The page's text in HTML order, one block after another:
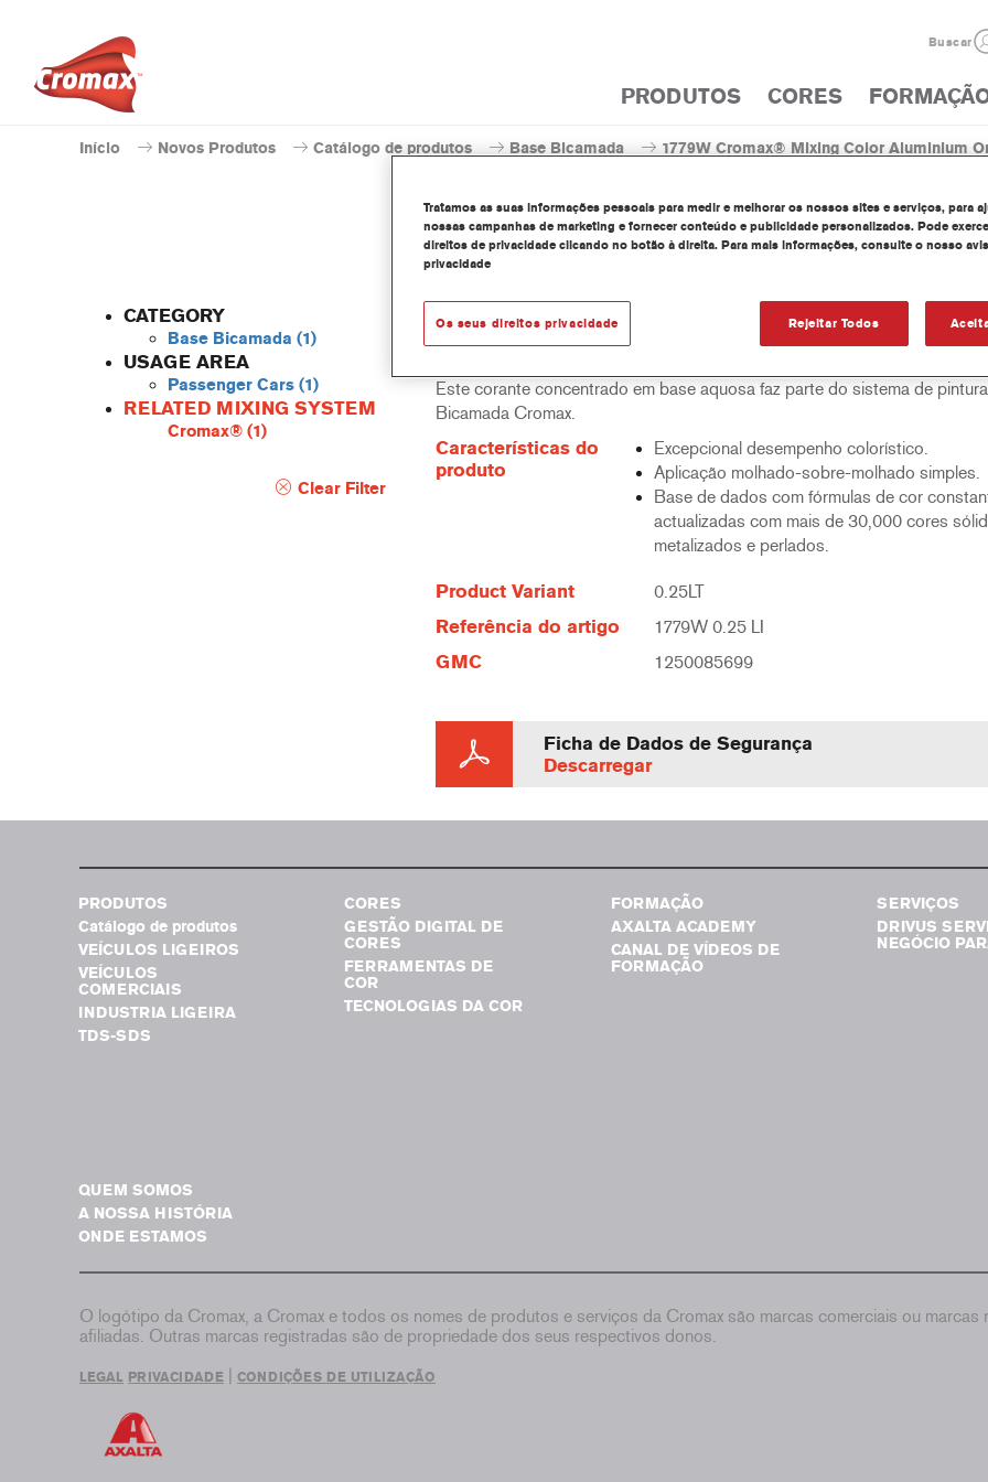
Buscar
PRODUTOS CORES
Início Novos Produtos Catálogo de produtos Base Bicamada 1779W Cromax® Mixing Color Aluminium
CATEGORY
Base Bicamada (1)
USAGE AREA
Passenger Cars (1)
RELATED MIXING SYSTEM
Cromax® (1)
Clear Filter
1779W Cromax® Mixing
Este corante concentrado em base aquosa faz parte do sistema de
Bicamada Cromax.
Características do
produto
Excepcional desempenho colorístico.
Aplicação molhado-sobre-molhado simples.
Base de dados com fórmulas de cor
actualizadas com mais de 30,000 cores
metalizados e perlados.
Product Variant 0.25LT
Referência do artigo 1779W 0.25 LI
GMC 1250085699
Ficha de Dados de Segurança
Descarregar
PRODUTOS
Catálogo de produtos
VEÍCULOS LIGEIROS
VEÍCULOS
COMERCIAIS
INDUSTRIA LIGEIRA
TDS-SDS
CORES
GESTÃO DIGITAL DE
CORES
FERRAMENTAS DE
COR
TECNOLOGIAS DA COR
FORMAÇÃO
AXALTA ACADEMY
CANAL DE VÍDEOS DE
FORMAÇÃO
SERVIÇOS
DRIVUS
NEGÓCIO
QUEM SOMOS
A NOSSA HISTÓRIA
ONDE ESTAMOS
O logótipo da Cromax, a Cromax e todos os nomes de produtos e serviços da Cromax são marcas comerciais ou
afiliadas. Outras marcas registradas são de propriedade dos seus respectivos donos.
LEGAL PRIVACIDADE CONDIÇÕES DE UTILIZAÇÃO
Tratamos as suas informações pessoais para medir e melhorar os nossos sites e serviços, para
nossas campanhas de marketing e fornecer conteúdo e publicidade personalizados. Pode
direitos de privacidade clicando no botão à direita. Para mais informações, consulte o nosso
privacidade
Rejeitar Todos
Os seus direitos privacidade